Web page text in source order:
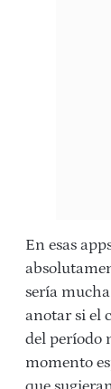
En esas
sería
anotar si el
del período
momento